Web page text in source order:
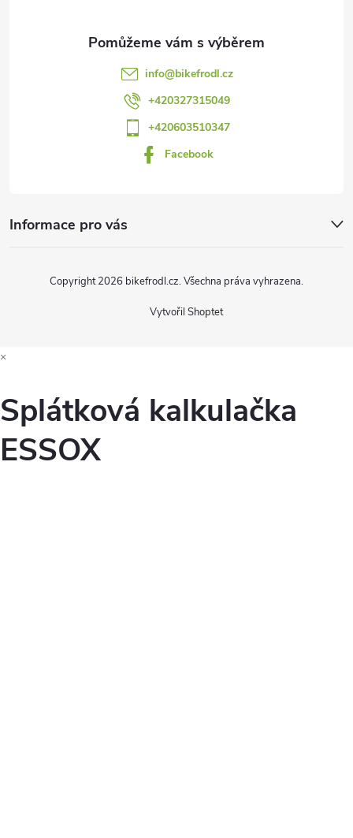
info@bikefrodl.cz
+420327315049
+420603510347
Facebook
Informace pro vás
Vytvořil Shoptet
Copyright 2026 bikefrodl.cz. Všechna práva vyhrazena.
×
Splátková kalkulačka
ESSOX